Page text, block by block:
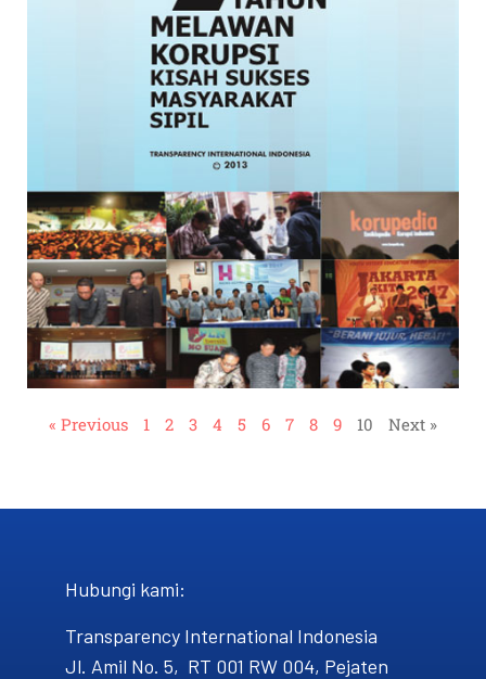
« Previous 1 2 3 4 5 6 7 8 9 10 Next »
Hubungi kami​:
Transparency International Indonesia
Jl. Amil No. 5, RT 001 RW 004, Pejaten